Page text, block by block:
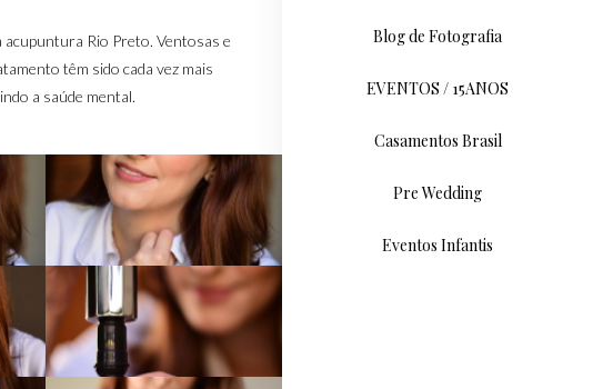
Blog de Fotografia
EVENTOS / 15ANOS
Casamentos Brasil
Pre Wedding
Eventos Infantis
acupuntura Rio Preto. Ventosas e
têm sido cada vez mais
a saúde mental.